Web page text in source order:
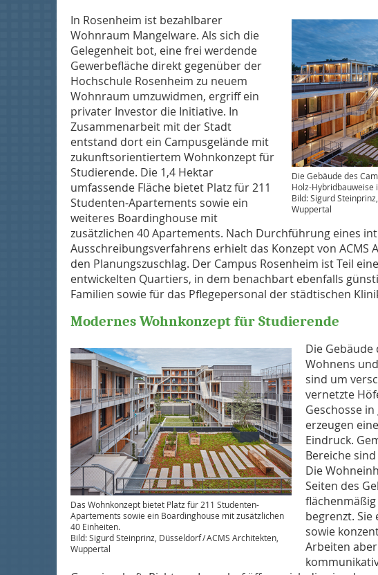
Die Gebäude des
Holz-Hybridbauweise
Bild: Sigurd
Wuppertal
In Rosenheim ist bezahlbarer
Wohnraum Mangelware. Als sich die
Gelegenheit bot, eine frei werdende
Gewerbefläche direkt gegenüber der
Hochschule Rosenheim zu neuem
Wohnraum umzuwidmen, ergriff ein
privater Investor die Initiative. In
Zusammenarbeit mit der Stadt
entstand dort ein Campusgelände mit
zukunftsorientiertem Wohnkonzept für
Studierende. Die 1,4 Hektar
umfassende Fläche bietet Platz für 211
Studenten-Apartements sowie ein
weiteres Boardinghouse mit
zusätzlichen 40 Apartements. Nach Durchführung eines
Ausschreibungsverfahrens erhielt das Konzept von ACMS
den Planungszuschlag. Der Campus Rosenheim ist Teil
entwickelten Quartiers, in dem benachbart ebenfalls
Familien sowie für das Pflegepersonal der städtischen
Modernes Wohnkonzept für ­Studierende
Das Wohnkonzept bietet Platz für 211 Studenten-
Apartements sowie ein Boardinghouse mit zusätzlichen
40 Einheiten.
Bild: Sigurd Steinprinz, Düsseldorf / ACMS Architekten,
Wuppertal
Die
Wohnens
sind um
vernetzte
Geschosse
erzeugen
Eindruck.
Bereiche
Die
Seiten des
begrenzt.
sowie
Arbeiten